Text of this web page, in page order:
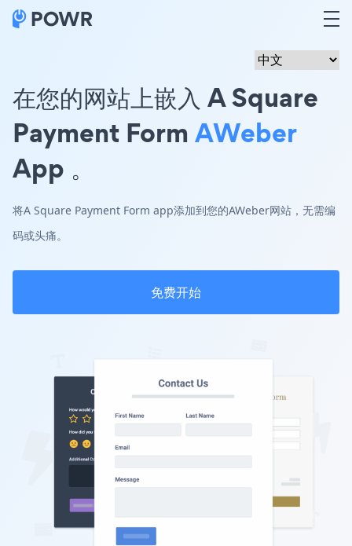
在您的网站上嵌入 A Square
Payment Form AWeber
App 。
将A Square Payment Form app添加到您的AWeber网站，无需编
码或头痛。
免费开始